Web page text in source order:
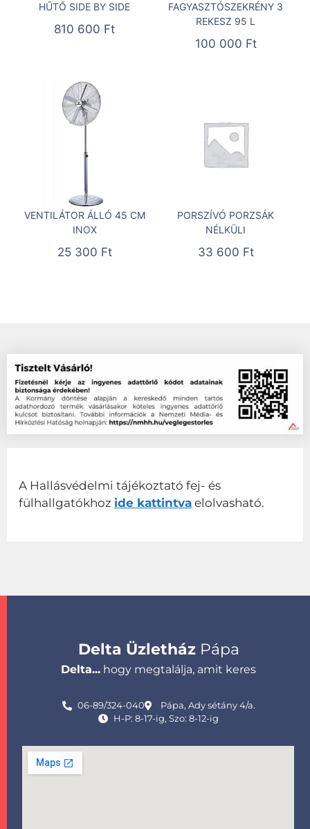
HŰTŐ SIDE BY SIDE
810 600 Ft
FAGYASZTÓSZEKRÉNY 3
REKESZ 95 L
100 000 Ft
VENTILÁTOR ÁLLÓ 45 CM
INOX
25 300 Ft
PORSZÍVÓ PORZSÁK
NÉLKÜLI
33 600 Ft
A Hallásvédelmi tájékoztató fej- és
fülhallgatókhoz ide kattintva elolvasható.
Delta ÜzletházPápa
Delta... hogy megtalálja, amit keres
06-89/324-040
Pápa, Ady sétány 4/a.
H-P: 8-17-ig, Szo: 8-12-ig